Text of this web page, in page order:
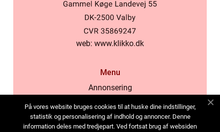
web: www.klikko.dk
Menu
Annonsering
Cookies
Kontakta oss
På vores website bruges cookies til at huske dine indstillinger,
statistik og personalisering af indhold og annoncer. Denne
information deles med tredjepart. Ved fortsat brug af websiden